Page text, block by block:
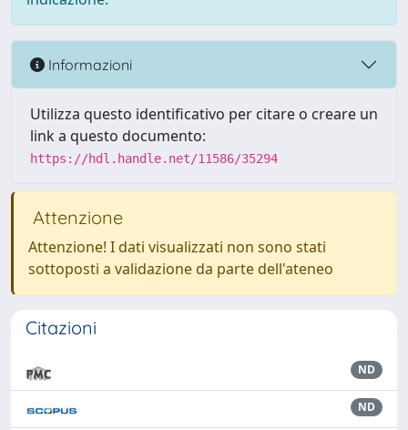
Informazioni
Utilizza questo identificativo per citare o creare un
link a questo documento:
https://hdl.handle.net/11586/35294
Attenzione
Attenzione! I dati visualizzati non sono stati
sottoposti a validazione da parte dell'ateneo
Citazioni
ND
ND